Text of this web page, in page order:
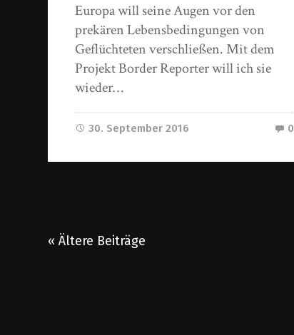
Europa will seine Augen vor den
prekären Lebensbedingungen von
Geflüchteten verschließen. Mit dem
Projekt Border Reporter will ich sie
wieder…
30. September 2016 0
« Ältere Beiträge